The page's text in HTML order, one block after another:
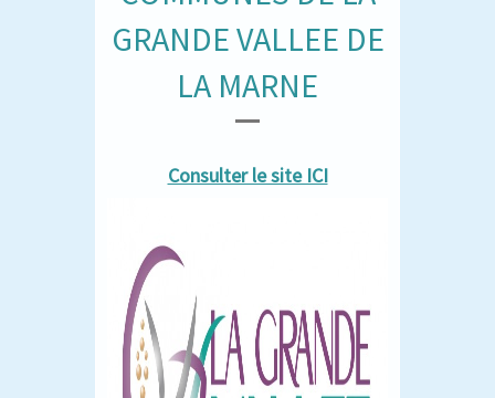
GRANDE VALLEE DE
LA MARNE
Consulter le site ICI